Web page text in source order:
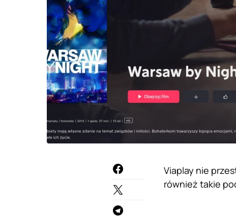
Viaplay nie
również takie